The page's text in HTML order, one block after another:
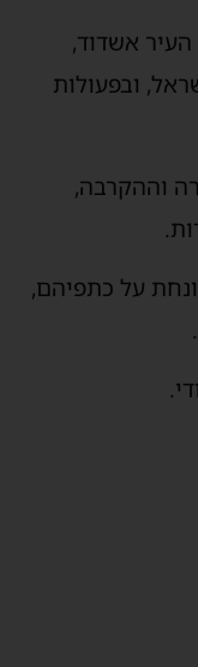
אשדוד,
ובפעולות
וההקרבה,
על כתפיהם,